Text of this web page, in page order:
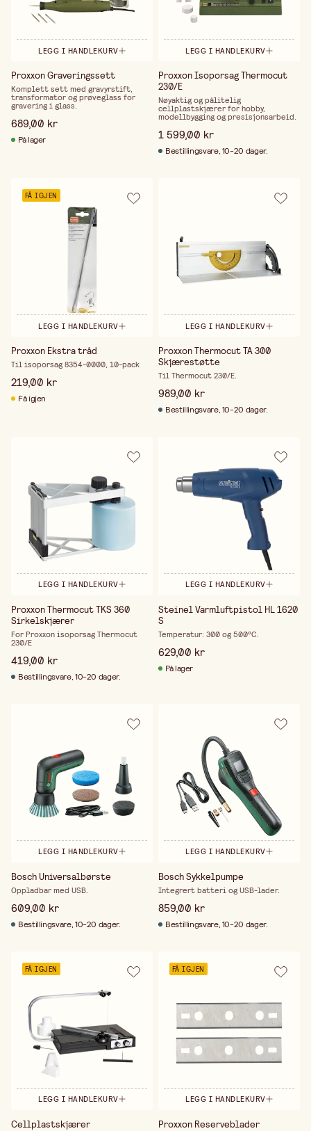
LEGG I HANDLEKURV
Proxxon Graveringssett
Komplett sett med gravyrstift,
transformator og prøveglass for
gravering i glass.
689,00 kr
På lager
LEGG I HANDLEKURV
Proxxon Isoporsag Thermocut
230/E
Nøyaktig og pålitelig
cellplastskjærer for hobby,
modellbygging og presisjonsarbeid.
1 599,00 kr
Bestillingsvare, 10-20 dager.
FÅ IGJEN
LEGG I HANDLEKURV
Proxxon Ekstra tråd
Til isoporsag 8354-0000, 10-pack
219,00 kr
Få igjen
LEGG I HANDLEKURV
Proxxon Thermocut TA 300
Skjærestøtte
Til Thermocut 230/E.
989,00 kr
Bestillingsvare, 10-20 dager.
LEGG I HANDLEKURV
Proxxon Thermocut TKS 360
Sirkelskjærer
For Proxxon isoporsag Thermocut
230/E
419,00 kr
Bestillingsvare, 10-20 dager.
LEGG I HANDLEKURV
Steinel Varmluftpistol HL 1620
S
Temperatur: 300 og 500°C.
629,00 kr
På lager
LEGG I HANDLEKURV
Bosch Universalbørste
Oppladbar med USB.
609,00 kr
Bestillingsvare, 10-20 dager.
LEGG I HANDLEKURV
Bosch Sykkelpumpe
Integrert batteri og USB-lader.
859,00 kr
Bestillingsvare, 10-20 dager.
FÅ IGJEN
LEGG I HANDLEKURV
Cellplastskjærer
FÅ IGJEN
LEGG I HANDLEKURV
Proxxon Reserveblader